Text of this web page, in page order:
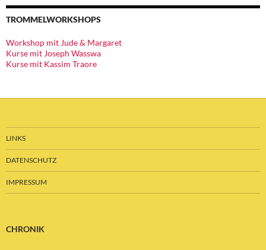
TROMMELWORKSHOPS
Workshop mit Jude & Margaret
Kurse mit Joseph Wasswa
Kurse mit Kassim Traore
LINKS
DATENSCHUTZ
IMPRESSUM
CHRONIK